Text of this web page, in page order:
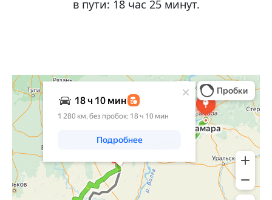
в пути: 18 час 25 минут.
Яндекс Карты
Яндекс Карты